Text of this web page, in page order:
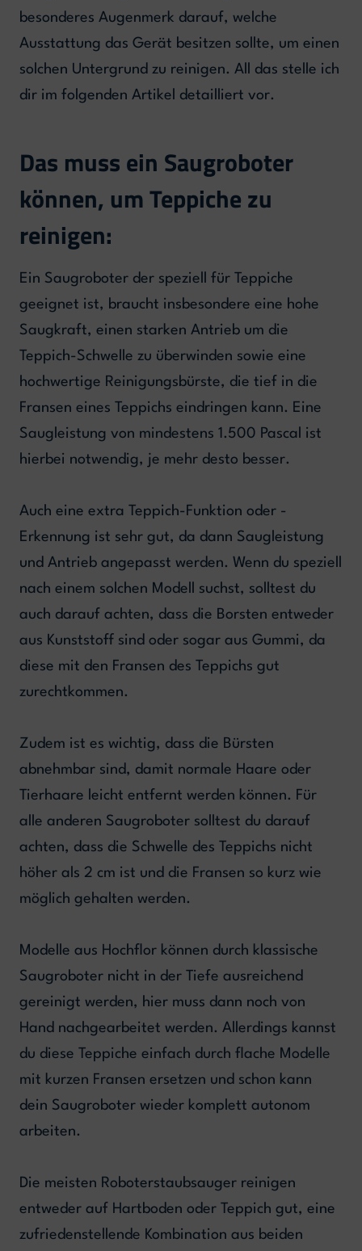
besonderes Augenmerk darauf, welche
Ausstattung das Gerät besitzen sollte, um einen
solchen Untergrund zu reinigen. All das stelle ich
dir im folgenden Artikel detailliert vor.
Das muss ein Saugroboter
können, um Teppiche zu
reinigen:
Ein Saugroboter der speziell für Teppiche
geeignet ist, braucht insbesondere eine hohe
Saugkraft, einen starken Antrieb um die
Teppich-Schwelle zu überwinden sowie eine
hochwertige Reinigungsbürste, die tief in die
Fransen eines Teppichs eindringen kann. Eine
Saugleistung von mindestens 1.500 Pascal ist
hierbei notwendig, je mehr desto besser.
Auch eine extra Teppich-Funktion oder -
Erkennung ist sehr gut, da dann Saugleistung
und Antrieb angepasst werden. Wenn du speziell
nach einem solchen Modell suchst, solltest du
auch darauf achten, dass die Borsten entweder
aus Kunststoff sind oder sogar aus Gummi, da
diese mit den Fransen des Teppichs gut
zurechtkommen.
Zudem ist es wichtig, dass die Bürsten
abnehmbar sind, damit normale Haare oder
Tierhaare leicht entfernt werden können. Für
alle anderen Saugroboter solltest du darauf
achten, dass die Schwelle des Teppichs nicht
höher als 2 cm ist und die Fransen so kurz wie
möglich gehalten werden.
Modelle aus Hochflor können durch klassische
Saugroboter nicht in der Tiefe ausreichend
gereinigt werden, hier muss dann noch von
Hand nachgearbeitet werden. Allerdings kannst
du diese Teppiche einfach durch flache Modelle
mit kurzen Fransen ersetzen und schon kann
dein Saugroboter wieder komplett autonom
arbeiten.
Die meisten Roboterstaubsauger reinigen
entweder auf Hartboden oder Teppich gut, eine
zufriedenstellende Kombination aus beiden